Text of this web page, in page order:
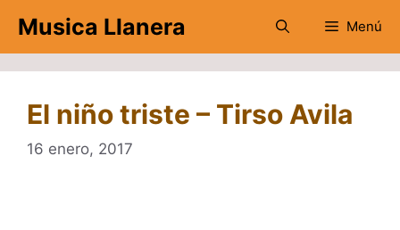
contenido
Musica Llanera Menú
El niño triste – Tirso Avila
16 enero, 2017